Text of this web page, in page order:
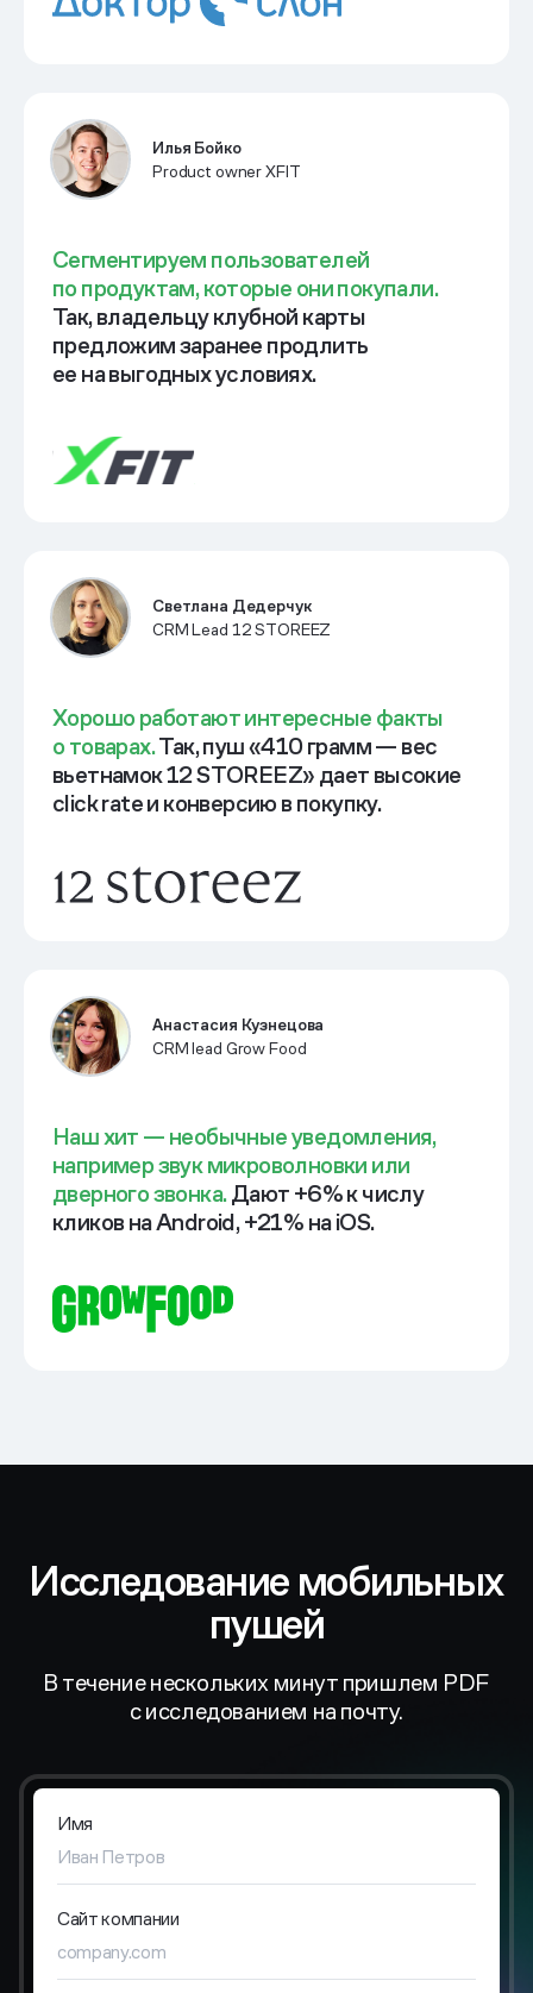
Илья Бойко
Product owner XFIT
Сегментируем пользователей
по продуктам, которые они покупали.
Так, владельцу клубной карты
предложим заранее продлить
ее на выгодных условиях.
Светлана Дедерчук
CRM Lead 12 STOREEZ
Хорошо работают интересные факты
о товарах.Так, пуш «410 грамм — вес
вьетнамок 12 STOREEZ» дает высокие
click rate и конверсию в покупку.
Анастасия Кузнецова
CRM lead Grow Food
Наш хит — необычные уведомления,
например звук микроволновки или
дверного звонка.Дают +6% к числу
кликов на Android, +21% на iOS.
Исследование мобильных
пушей
В течение нескольких минут пришлем PDF
с исследованием на почту.
Имя
Сайт компании